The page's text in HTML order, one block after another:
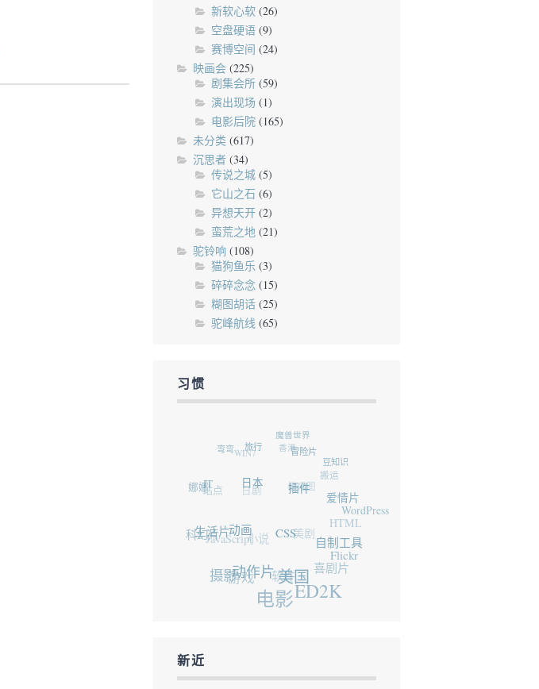
新软心软(26)
空盘硬语(9)
赛博空间 (24)
映画会(225)
剧集会所(59)
演出现场 (1)
电影后院(165)
未分类 (617)
沉思者(34)
传说之城(5)
它山之石 (6)
异想天开(2)
蛮荒之地(21)
驼铃响 (108)
猫狗鱼乐 (3)
碎碎念念 (15)
糊图胡话(25)
驼峰航线 (65)
习惯
电影ED2K
美国
动作片
摄影游戏 软件 喜剧片
Flickr
自制工具
CSS
动画
生活片
科幻片JavaScript小说 美剧 HTML
WordPress
爱情片
插件
日本
IT
娜娜站点 日剧 横幅图
搬运
豆知识
冒险片
旅行
弯弯WIN7 香港
魔兽世界
新近